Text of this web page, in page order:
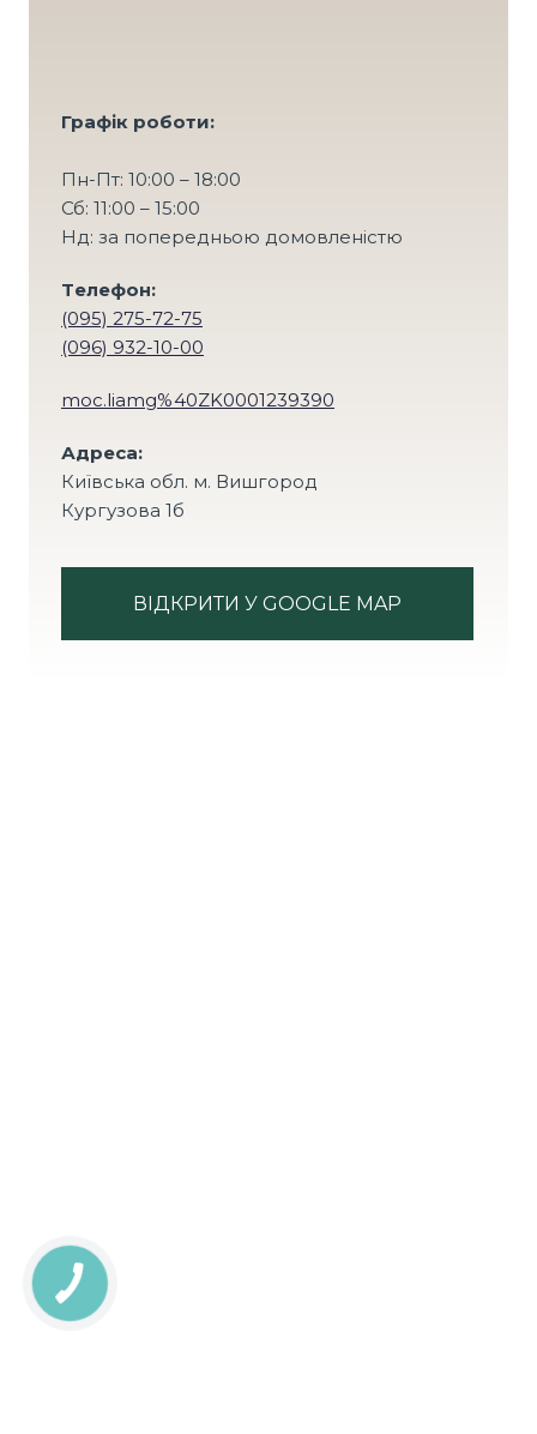
Графік роботи:
Пн-Пт: 10:00 – 18:00
Сб: 11:00 – 15:00
Нд: за попередньою домовленістю
Tелефон:
(095) 275-72-75
(096) 932-10-00
moc.liamg%40ZK0001239390
Адреса:
Київська обл. м. Вишгород
Кургузова 1б
ВІДКРИТИ У GOOGLE MAP